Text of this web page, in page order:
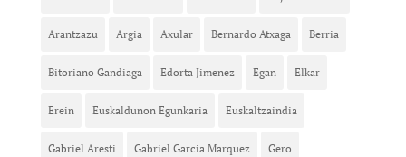
Arantzazu Argia Axular Bernardo Atxaga Berria
Bitoriano Gandiaga Edorta Jimenez Egan Elkar
Erein Euskaldunon Egunkaria Euskaltzaindia
Gabriel Aresti Gabriel Garcia Marquez Gero